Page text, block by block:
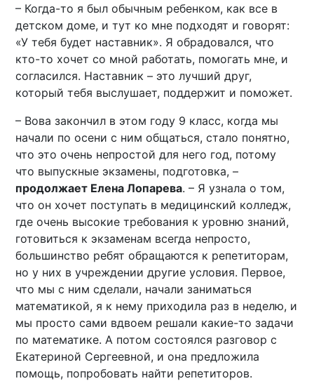
– Когда-то я был обычным ребенком, как все в
детском доме, и тут ко мне подходят и говорят:
«У тебя будет наставник». Я обрадовался, что
кто-то хочет со мной работать, помогать мне, и
согласился. Наставник – это лучший друг,
который тебя выслушает, поддержит и поможет.
– Вова закончил в этом году 9 класс, когда мы
начали по осени с ним общаться, стало понятно,
что это очень непростой для него год, потому
что выпускные экзамены, подготовка, –
продолжает Елена Лопарева. – Я узнала о том,
что он хочет поступать в медицинский колледж,
где очень высокие требования к уровню знаний,
готовиться к экзаменам всегда непросто,
большинство ребят обращаются к репетиторам,
но у них в учреждении другие условия. Первое,
что мы с ним сделали, начали заниматься
математикой, я к нему приходила раз в неделю, и
мы просто сами вдвоем решали какие-то задачи
по математике. А потом состоялся разговор с
Екатериной Сергеевной, и она предложила
помощь, попробовать найти репетиторов.